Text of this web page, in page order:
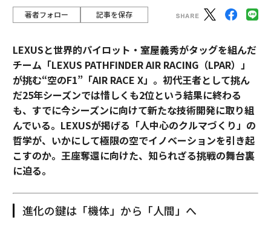
著者フォロー 記事を保存
LEXUSと世界的パイロット・室屋義秀がタッグを組んだ
チーム「LEXUS PATHFINDER AIR RACING（LPAR）」
が挑む“空のF1”「AIR RACE X」。初代王者として挑ん
だ25年シーズンでは惜しくも2位という結果に終わる
も、すでに今シーズンに向けて新たな技術開発に取り組
んでいる。LEXUSが掲げる「人中心のクルマづくり」の
哲学が、いかにして極限の空でイノベーションを引き起
こすのか。王座奪還に向けた、知られざる挑戦の舞台裏
に迫る。
進化の鍵は「機体」から「人間」へ